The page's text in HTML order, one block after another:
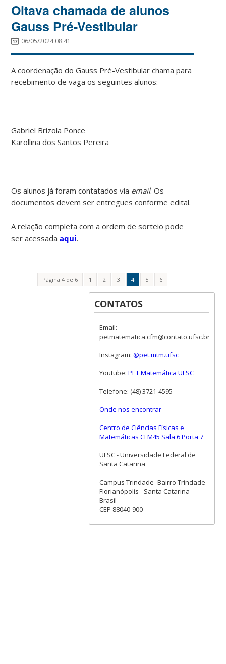
Oitava chamada de alunos
Gauss Pré-Vestibular
06/05/2024 08:41
A coordenação do Gauss Pré-Vestibular chama para
recebimento de vaga os seguintes alunos:
Gabriel Brizola Ponce
Karollina dos Santos Pereira
Os alunos já foram contatados via email. Os
documentos devem ser entregues conforme edital.
A relação completa com a ordem de sorteio pode
ser acessadaaqui.
Página 4 de 6 1 2 3 4 5 6
CONTATOS
Email:
petmatematica.cfm@contato.ufsc.br
Instagram: @pet.mtm.ufsc
Youtube: PET Matemática UFSC
Telefone: (48) 3721-4595
Onde nos encontrar
Centro de Ciências Físicas e
Matemáticas CFM45 Sala 6 Porta 7
UFSC - Universidade Federal de
Santa Catarina
Campus Trindade- Bairro Trindade
Florianópolis - Santa Catarina -
Brasil
CEP 88040-900